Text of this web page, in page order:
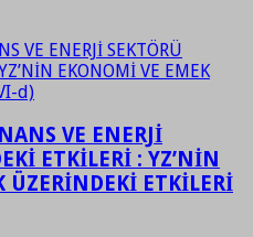
VE ENERJİ
ETKİLERİ : YZ’NİN
ÜZERİNDEKİ ETKİLERİ